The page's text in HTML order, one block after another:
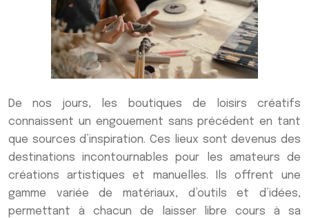
De nos jours, les boutiques de loisirs créatifs
connaissent un engouement sans précédent en tant
que sources d’inspiration. Ces lieux sont devenus des
destinations incontournables pour les amateurs de
créations artistiques et manuelles. Ils offrent une
gamme variée de matériaux, d’outils et d’idées,
permettant à chacun de laisser libre cours à sa